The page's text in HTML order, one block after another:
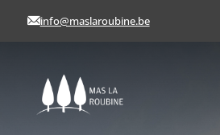
info@maslaroubine.be